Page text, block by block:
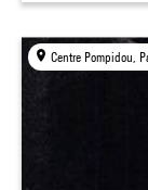
Centre Pompidou,